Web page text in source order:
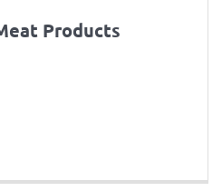
Products